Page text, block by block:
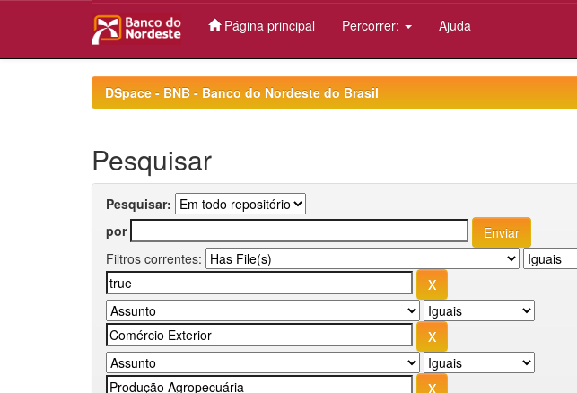
Página principal Percorrer: Ajuda
DSpace - BNB - Banco do Nordeste do Brasil
Pesquisar
Pesquisar:
por
Filtros correntes: